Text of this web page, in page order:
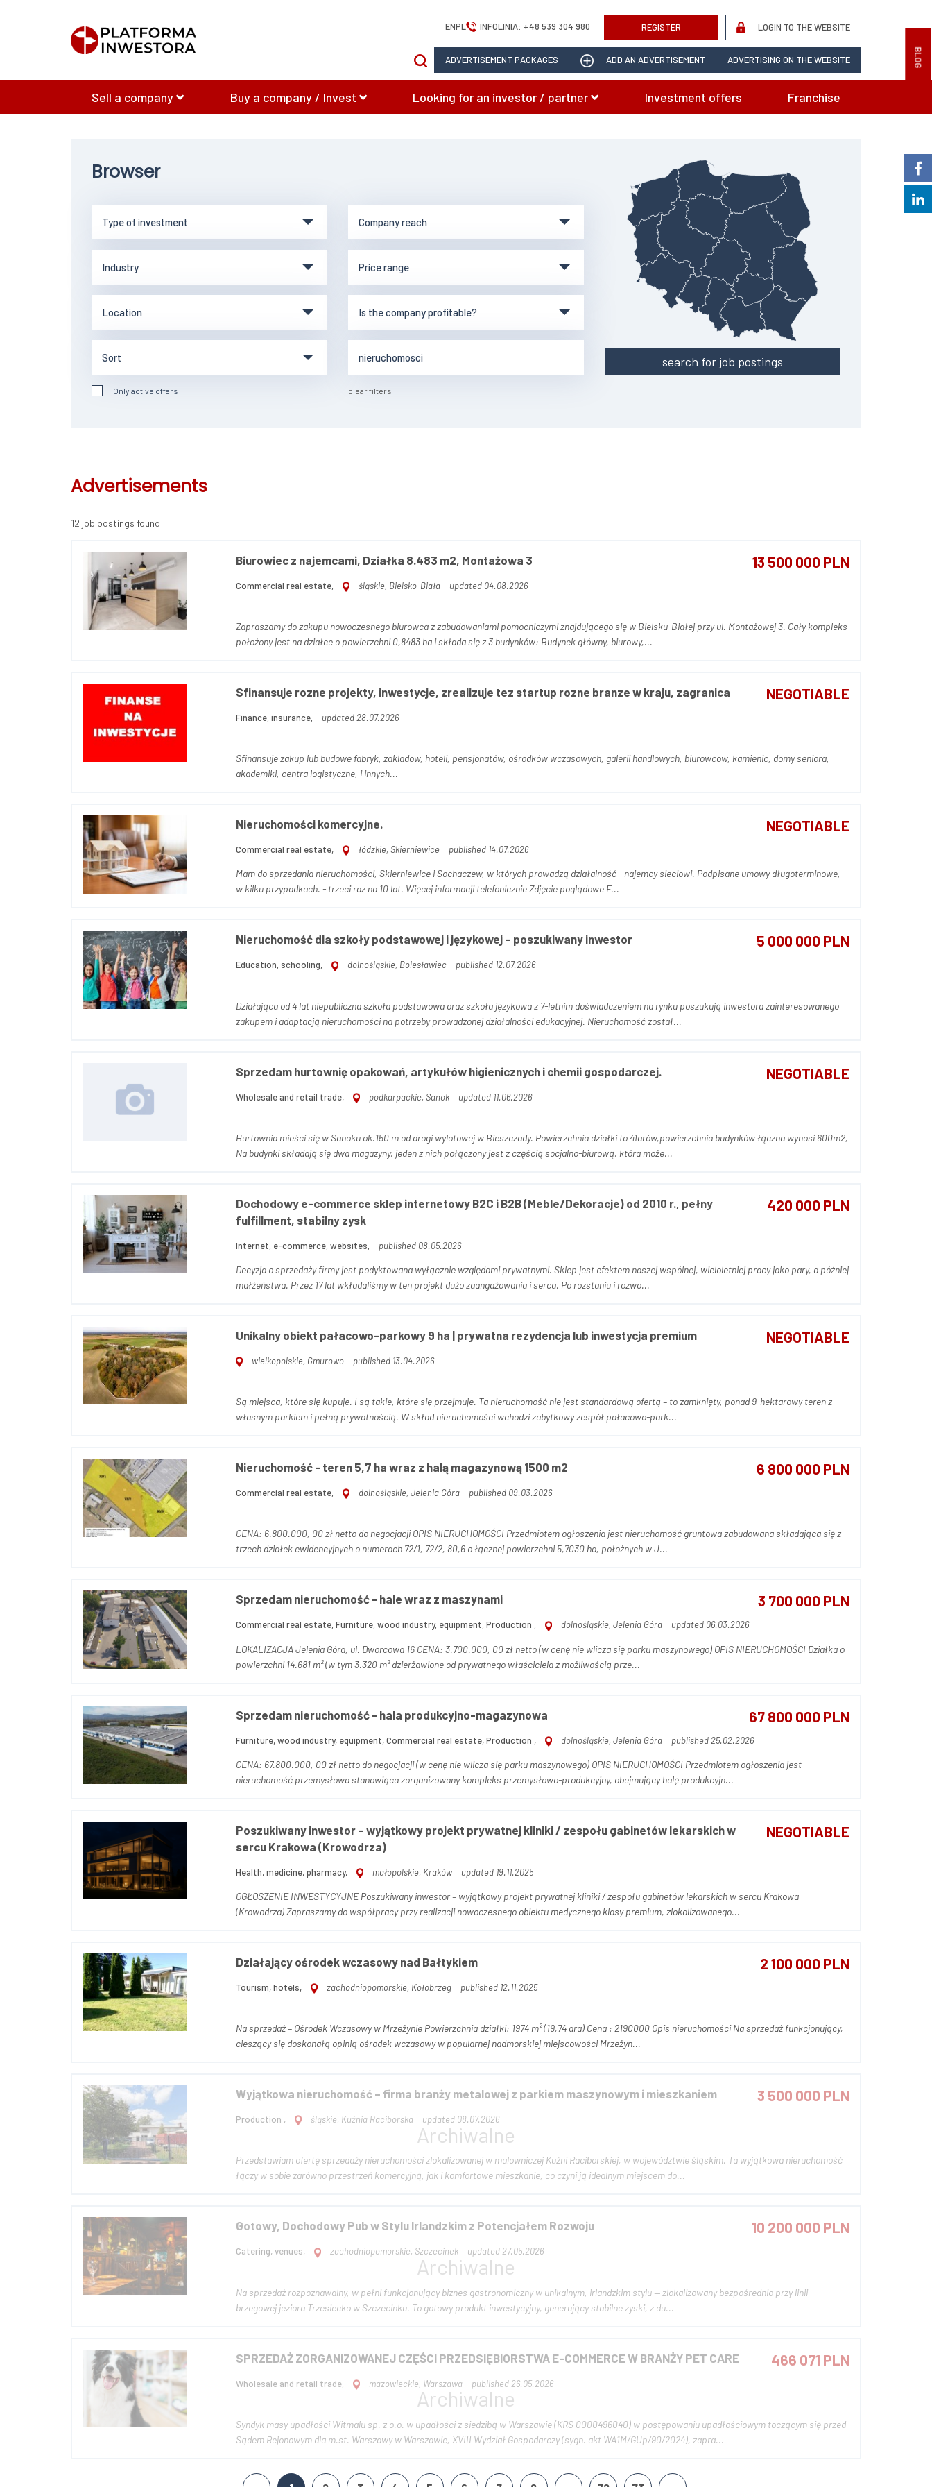
BLOG
ENPL INFOLINIA: +48 539 304 980 REGISTER LOGIN TO THE WEBSITE
ADVERTISEMENT PACKAGES ADD AN ADVERTISEMENT ADVERTISING ON THE WEBSITE
Sell a company Buy a company / Invest Looking for an investor / partner Investment offers Franchise
Browser
Only active offers clear filters
search for job postings
Advertisements
12 job postings found
13 500 000 PLN
Biurowiec z najemcami, Działka 8.483 m2, Montażowa 3
Commercial real estate, śląskie, Bielsko-Biała updated 04.08.2026
Zapraszamy do zakupu nowoczesnego biurowca z zabudowaniami pomocniczymi znajdującego się w Bielsku-Białej przy ul. Montażowej 3. Cały kompleks
położony jest na działce o powierzchni 0,8483 ha i składa się z 3 budynków: Budynek główny, biurowy,...
NEGOTIABLE
Sfinansuje rozne projekty, inwestycje, zrealizuje tez startup rozne branze w kraju, zagranica
Finance, insurance, updated 28.07.2026
Sfinansuje zakup lub budowe fabryk, zakladow, hoteli, pensjonatów, ośrodków wczasowych, galerii handlowych, biurowcow, kamienic, domy seniora,
akademiki, centra logistyczne, i innych...
NEGOTIABLE
Nieruchomości komercyjne.
Commercial real estate, łódzkie, Skierniewice published 14.07.2026
Mam do sprzedania nieruchomości, Skierniewice i Sochaczew, w których prowadzą działalność - najemcy sieciowi. Podpisane umowy długoterminowe,
w kilku przypadkach. - trzeci raz na 10 lat. Więcej informacji telefonicznie Zdjęcie poglądowe F...
5 000 000 PLN
Nieruchomość dla szkoły podstawowej i językowej – poszukiwany inwestor
Education, schooling, dolnośląskie, Bolesławiec published 12.07.2026
Działająca od 4 lat niepubliczna szkoła podstawowa oraz szkoła językowa z 7-letnim doświadczeniem na rynku poszukują inwestora zainteresowanego
zakupem i adaptacją nieruchomości na potrzeby prowadzonej działalności edukacyjnej. Nieruchomość został...
NEGOTIABLE
Sprzedam hurtownię opakowań, artykułów higienicznych i chemii gospodarczej.
Wholesale and retail trade, podkarpackie, Sanok updated 11.06.2026
Hurtownia mieści się w Sanoku ok.150 m od drogi wylotowej w Bieszczady. Powierzchnia działki to 41arów,powierzchnia budynków łączna wynosi 600m2,
Na budynki składają się dwa magazyny, jeden z nich połączony jest z częścią socjalno-biurową, która może...
420 000 PLN
Dochodowy e-commerce sklep internetowy B2C i B2B (Meble/Dekoracje) od 2010 r., pełny
fulfillment, stabilny zysk
Internet, e-commerce, websites, published 08.05.2026
Decyzja o sprzedaży firmy jest podyktowana wyłącznie względami prywatnymi. Sklep jest efektem naszej wspólnej, wieloletniej pracy jako pary, a później
małżeństwa. Przez 17 lat wkładaliśmy w ten projekt dużo zaangażowania i serca. Po rozstaniu i rozwo...
NEGOTIABLE
Unikalny obiekt pałacowo-parkowy 9 ha | prywatna rezydencja lub inwestycja premium
wielkopolskie, Gmurowo published 13.04.2026
Są miejsca, które się kupuje. I są takie, które się przejmuje. Ta nieruchomość nie jest standardową ofertą – to zamknięty, ponad 9-hektarowy teren z
własnym parkiem i pełną prywatnością. W skład nieruchomości wchodzi zabytkowy zespół pałacowo-park...
6 800 000 PLN
Nieruchomość - teren 5,7 ha wraz z halą magazynową 1500 m2
Commercial real estate, dolnośląskie, Jelenia Góra published 09.03.2026
CENA: 6.800.000, 00 zł netto do negocjacji OPIS NIERUCHOMOŚCI Przedmiotem ogłoszenia jest nieruchomość gruntowa zabudowana składająca się z
trzech działek ewidencyjnych o numerach 72/1, 72/2, 80,6 o łącznej powierzchni 5,7030 ha, położnych w J...
3 700 000 PLN
Sprzedam nieruchomość - hale wraz z maszynami
Commercial real estate, Furniture, wood industry, equipment, Production , dolnośląskie, Jelenia Góra updated 06.03.2026
LOKALIZACJA Jelenia Góra, ul. Dworcowa 16 CENA: 3.700.000, 00 zł netto (w cenę nie wlicza się parku maszynowego) OPIS NIERUCHOMOŚCI Działka o
powierzchni 14.681 m² (w tym 3.320 m² dzierżawione od prywatnego właściciela z możliwością prze...
67 800 000 PLN
Sprzedam nieruchomość - hala produkcyjno-magazynowa
Furniture, wood industry, equipment, Commercial real estate, Production , dolnośląskie, Jelenia Góra published 25.02.2026
CENA: 67.800.000, 00 zł netto do negocjacji (w cenę nie wlicza się parku maszynowego) OPIS NIERUCHOMOŚCI Przedmiotem ogłoszenia jest
nieruchomość przemysłowa stanowiąca zorganizowany kompleks przemysłowo-produkcyjny, obejmujący halę produkcyjn...
NEGOTIABLE
Poszukiwany inwestor – wyjątkowy projekt prywatnej kliniki / zespołu gabinetów lekarskich w
sercu Krakowa (Krowodrza)
Health, medicine, pharmacy, małopolskie, Kraków updated 19.11.2025
OGŁOSZENIE INWESTYCYJNE Poszukiwany inwestor – wyjątkowy projekt prywatnej kliniki / zespołu gabinetów lekarskich w sercu Krakowa
(Krowodrza) Zapraszamy do współpracy przy realizacji nowoczesnego obiektu medycznego klasy premium, zlokalizowanego...
2 100 000 PLN
Działający ośrodek wczasowy nad Bałtykiem
Tourism, hotels, zachodniopomorskie, Kołobrzeg published 12.11.2025
Na sprzedaż – Ośrodek Wczasowy w Mrzeżynie Powierzchnia działki: 1974 m² (19,74 ara) Cena : 2190000 Opis nieruchomości Na sprzedaż funkcjonujący,
cieszący się doskonałą opinią ośrodek wczasowy w popularnej nadmorskiej miejscowości Mrzeżyn...
3 500 000 PLN
Wyjątkowa nieruchomość – firma branży metalowej z parkiem maszynowym i mieszkaniem
Production , śląskie, Kuźnia Raciborska updated 08.07.2026
Przedstawiam ofertę sprzedaży nieruchomości zlokalizowanej w malowniczej Kuźni Raciborskiej, w województwie śląskim. Ta wyjątkowa nieruchomość
łączy w sobie zarówno przestrzeń komercyjną, jak i komfortowe mieszkanie, co czyni ją idealnym miejscem do...
10 200 000 PLN
Gotowy, Dochodowy Pub w Stylu Irlandzkim z Potencjałem Rozwoju
Catering, venues, zachodniopomorskie, Szczecinek updated 27.05.2026
Na sprzedaż rozpoznawalny, w pełni funkcjonujący biznes gastronomiczny w unikalnym, irlandzkim stylu — zlokalizowany bezpośrednio przy linii
brzegowej jeziora Trzesiecko w Szczecinku. To gotowy produkt inwestycyjny, generujący stabilne zyski, z du...
466 071 PLN
SPRZEDAŻ ZORGANIZOWANEJ CZĘŚCI PRZEDSIĘBIORSTWA E-COMMERCE W BRANŻY PET CARE
Wholesale and retail trade, mazowieckie, Warszawa published 26.05.2026
Syndyk masy upadłości Witmalu sp. z o.o. w upadłości z siedzibą w Warszawie (KRS 0000496040) w postępowaniu upadłościowym toczącym się przed
Sądem Rejonowym dla m.st. Warszawy w Warszawie, XVIII Wydział Gospodarczy (sygn. akt WA1M/GUp/90/2024), zapra...